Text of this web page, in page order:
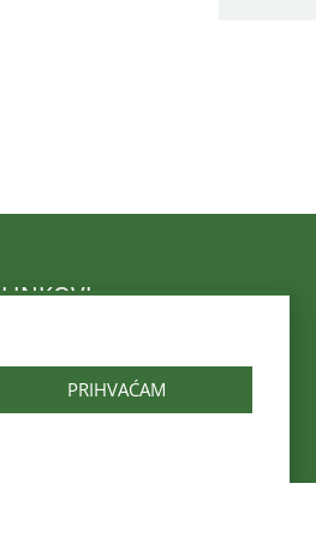
LINKOVI
Hrvatski zavod za javno
zdravstvo
Zagrebačka županija
PRIHVAĆAM